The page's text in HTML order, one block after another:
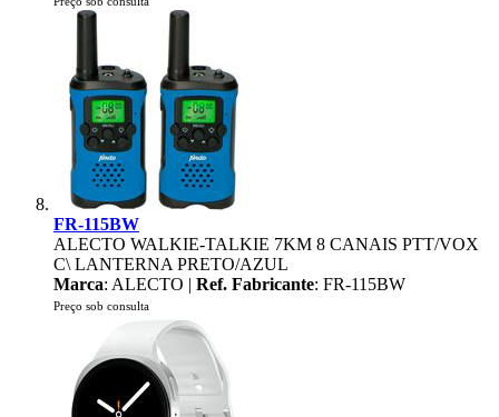
FR-115BW
ALECTO WALKIE-TALKIE 7KM 8 CANAIS PTT/VOX
C\ LANTERNA PRETO/AZUL
Marca: ALECTO | Ref. Fabricante: FR-115BW
Preço sob consulta